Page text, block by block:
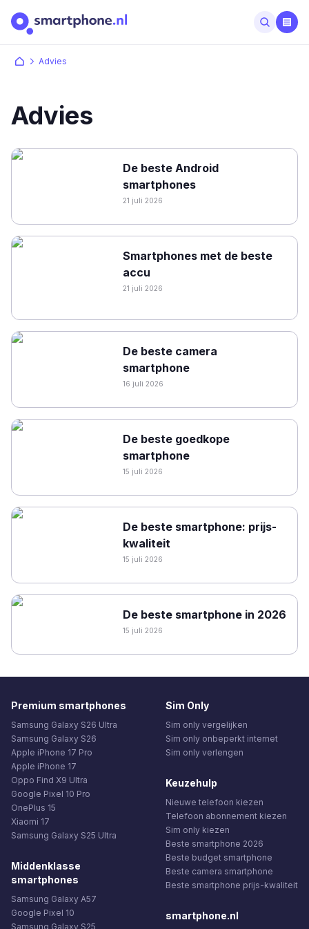
Advies
Advies
De beste Android
smartphones
21 juli 2026
Smartphones met de beste
accu
21 juli 2026
De beste camera
smartphone
16 juli 2026
De beste goedkope
smartphone
15 juli 2026
De beste smartphone: prijs-
kwaliteit
15 juli 2026
De beste smartphone in 2026
15 juli 2026
Premium smartphones
Samsung Galaxy S26 Ultra
Samsung Galaxy S26
Apple iPhone 17 Pro
Apple iPhone 17
Oppo Find X9 Ultra
Google Pixel 10 Pro
OnePlus 15
Xiaomi 17
Samsung Galaxy S25 Ultra
Middenklasse
smartphones
Samsung Galaxy A57
Google Pixel 10
Samsung Galaxy S25
Sim Only
Sim only vergelijken
Sim only onbeperkt internet
Sim only verlengen
Keuzehulp
Nieuwe telefoon kiezen
Telefoon abonnement kiezen
Sim only kiezen
Beste smartphone 2026
Beste budget smartphone
Beste camera smartphone
Beste smartphone prijs-kwaliteit
smartphone.nl